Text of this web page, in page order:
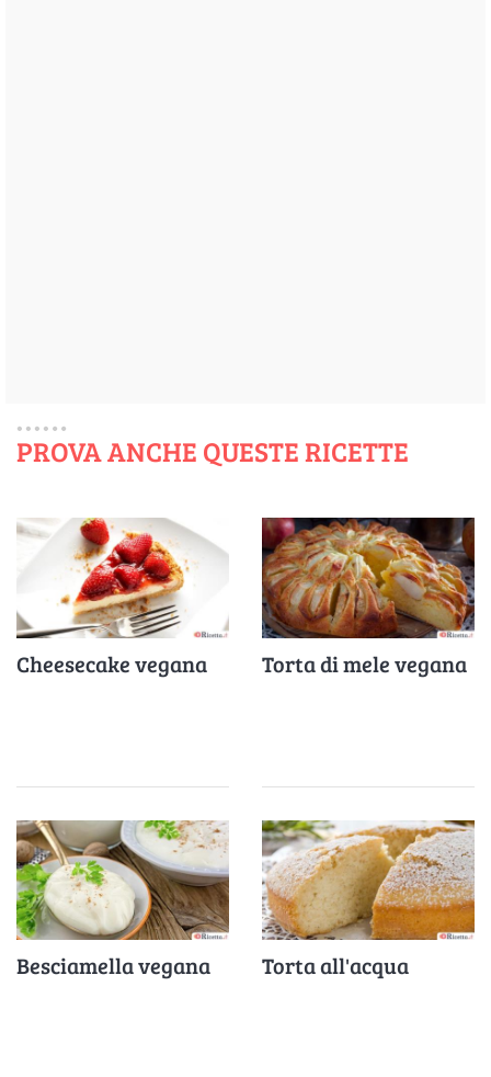
PROVA ANCHE QUESTE RICETTE
Cheesecake vegana Torta di mele vegana
Besciamella vegana Torta all'acqua